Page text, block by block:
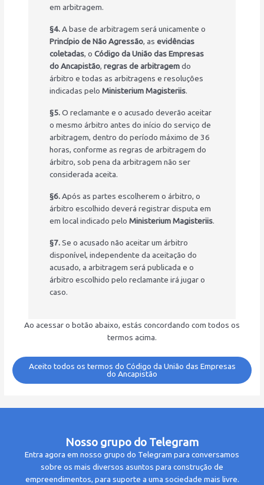
em arbitragem.
§4.A base de arbitragem será unicamente o
Princípio de Não Agressão, as evidências
coletadas, o Código da União das Empresas
do Ancapistão, regras de arbitragemdo
árbitro e todas as arbitragens e resoluções
indicadas pelo Ministerium Magisteriis.
§5.O reclamante e o acusado deverão aceitar
o mesmo árbitro antes do início do serviço de
arbitragem, dentro do período máximo de 36
horas, conforme as regras de arbitragem do
árbitro, sob pena da arbitragem não ser
considerada aceita.
§6.Após as partes escolherem o árbitro, o
árbitro escolhido deverá registrar disputa em
em local indicado pelo Ministerium Magisteriis.
§7.Se o acusado não aceitar um árbitro
disponível, independente da aceitação do
acusado, a arbitragem será publicada e o
árbitro escolhido pelo reclamante irá jugar o
caso.
Ao acessar o botão abaixo, estás concordando com todos os
termos acima.
Aceito todos os termos do Código da União das Empresas
do Ancapistão
Nosso grupo do Telegram
Entra agora em nosso grupo do Telegram para conversamos
sobre os mais diversos asuntos para construção de
empreendimentos, para suporte a uma sociedade mais livre.